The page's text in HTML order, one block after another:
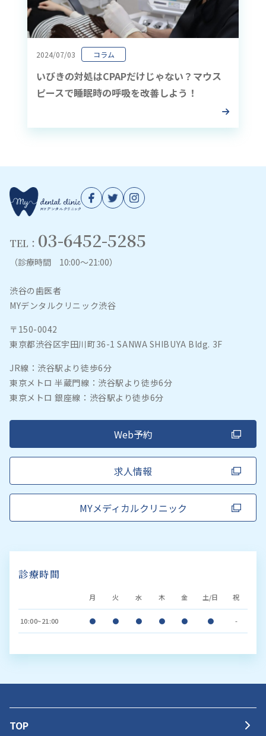
2024/07/03 コラム
いびきの対処はCPAPだけじゃない？マウス
ピースで睡眠時の呼吸を改善しよう！
TEL： 03-6452-5285
（診療時間 10:00～21:00）
渋谷の歯医者
MYデンタルクリニック渋谷
〒150-0042
東京都渋谷区宇田川町36-1 SANWA SHIBUYA Bldg. 3F
JR線：渋谷駅より徒歩6分
東京メトロ 半蔵門線：渋谷駅より徒歩6分
東京メトロ 銀座線：渋谷駅より徒歩6分
Web予約
求人情報
MYメディカルクリニック
診療時間
月 火 水 木 金 土/日 祝
10:00~21:00 ● ● ● ● ● ● -
TOP